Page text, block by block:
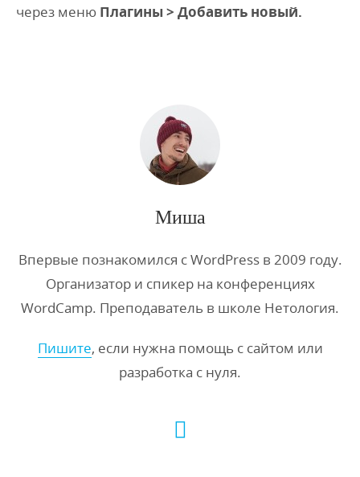
через меню Плагины > Добавить новый.
Миша
Впервые познакомился с WordPress в 2009 году.
Организатор и спикер на конференциях
WordCamp. Преподаватель в школе Нетология.
Пишите, если нужна помощь с сайтом или
разработка с нуля.